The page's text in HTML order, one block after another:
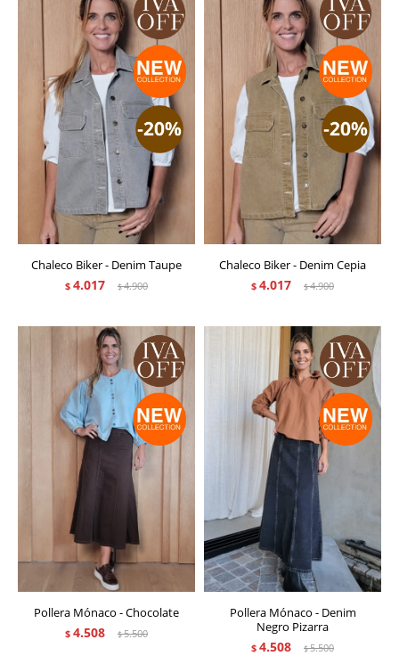
Chaleco Biker - Denim Taupe
$ 4.017 $4.900
Chaleco Biker - Denim Cepia
$ 4.017 $4.900
Pollera Mónaco - Chocolate
$ 4.508 $5.500
Pollera Mónaco - Denim
Negro Pizarra
$ 4.508 $5.500